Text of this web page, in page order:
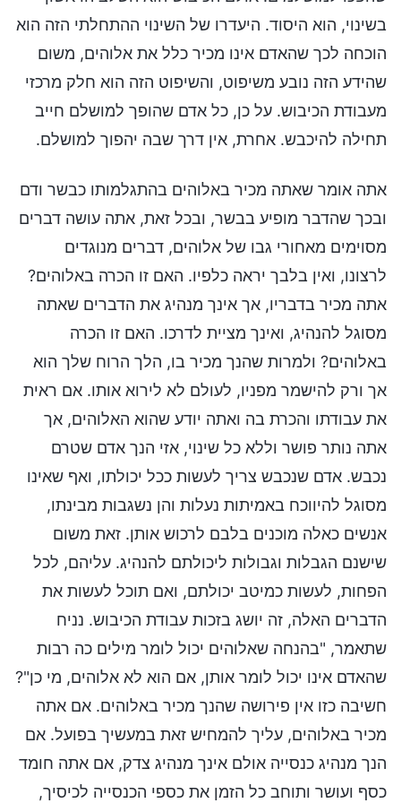
בשינוי, הוא היסוד. היעדרו של השינוי ההתחלתי הזה הוא
הוכחה לכך שהאדם אינו מכיר כלל את אלוהים, משום
שהידע הזה נובע משיפוט, והשיפוט הזה הוא חלק מרכזי
מעבודת הכיבוש. על כן, כל אדם שהופך למושלם חייב
תחילה להיכבש. אחרת, אין דרך שבה יהפוך למושלם.
אתה אומר שאתה מכיר באלוהים בהתגלמותו כבשר ודם
ובכך שהדבר מופיע בבשר, ובכל זאת, אתה עושה דברים
מסוימים מאחורי גבו של אלוהים, דברים מנוגדים
לרצונו, ואין בלבך יראה כלפיו. האם זו הכרה באלוהים?
אתה מכיר בדבריו, אך אינך מנהיג את הדברים שאתה
מסוגל להנהיג, ואינך מציית לדרכו. האם זו הכרה
באלוהים? ולמרות שהנך מכיר בו, הלך הרוח שלך הוא
אך ורק להישמר מפניו, לעולם לא לירוא אותו. אם ראית
את עבודתו והכרת בה ואתה יודע שהוא האלוהים, אך
אתה נותר פושר וללא כל שינוי, אזי הנך אדם שטרם
נכבש. אדם שנכבש צריך לעשות ככל יכולתו, ואף שאינו
מסוגל להיווכח באמיתות נעלות והן נשגבות מבינתו,
אנשים כאלה מוכנים בלבם לרכוש אותן. זאת משום
שישנם הגבלות וגבולות ליכולתם להנהיג. עליהם, לכל
הפחות, לעשות כמיטב יכולתם, ואם תוכל לעשות את
הדברים האלה, זה יושג בזכות עבודת הכיבוש. נניח
שתאמר, "בהנחה שאלוהים יכול לומר מילים כה רבות
שהאדם אינו יכול לומר אותן, אם הוא לא אלוהים, מי כן"?
חשיבה כזו אין פירושה שהנך מכיר באלוהים. אם אתה
מכיר באלוהים, עליך להמחיש זאת במעשיך בפועל. אם
הנך מנהיג כנסייה אולם אינך מנהיג צדק, אם אתה חומד
כסף ועושר ותוחב כל הזמן את כספי הכנסייה לכיסיך,